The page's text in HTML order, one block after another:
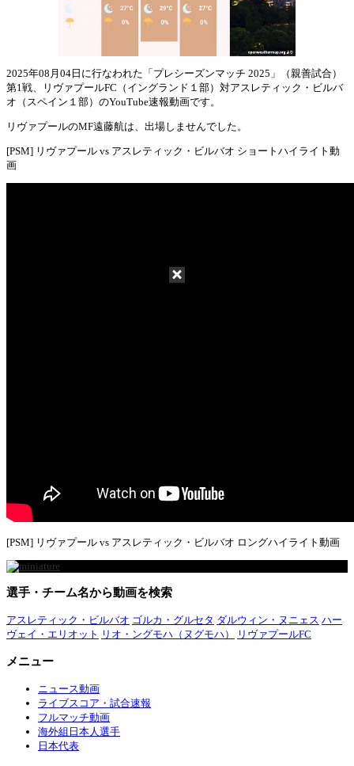
2025年08月04日に行なわれた「プレシーズンマッチ 2025」（親善試合）
第1戦、リヴァプールFC（イングランド１部）対アスレティック・ビルバ
オ（スペイン１部）のYouTube速報動画です。
リヴァプールのMF遠藤航は、出場しませんでした。
[PSM] リヴァプール vs アスレティック・ビルバオ ショートハイライト動
画
[PSM] リヴァプール vs アスレティック・ビルバオ ロングハイライト動画
選手・チーム名から動画を検索
アスレティック・ビルバオ ゴルカ・グルセタ ダルウィン・ヌニェス ハー
ヴェイ・エリオット リオ・ングモハ（ヌグモハ） リヴァプールFC
メニュー
ニュース動画
ライブスコア・試合速報
フルマッチ動画
海外組日本人選手
日本代表